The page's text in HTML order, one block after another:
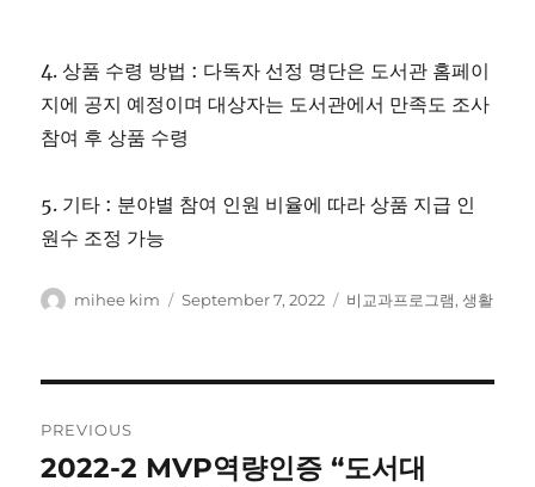
4. 상품 수령 방법 : 다독자 선정 명단은 도서관 홈페이
지에 공지 예정이며 대상자는 도서관에서 만족도 조사
참여 후 상품 수령
5. 기타 : 분야별 참여 인원 비율에 따라 상품 지급 인
원수 조정 가능
Author
mihee kim
Posted
September 7, 2022 Categories
비교과프로그램,생활
navigation
PREVIOUS
Previous
2022-2 MVP역량인증 “도서대